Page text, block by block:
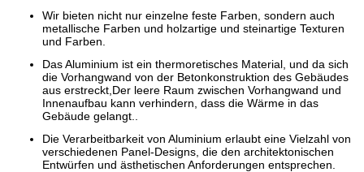
Wir bieten nicht nur einzelne feste Farben, sondern auch
metallische Farben und holzartige und steinartige Texturen
und Farben.
Das Aluminium ist ein thermoretisches Material, und da sich
die Vorhangwand von der Betonkonstruktion des Gebäudes
aus erstreckt,Der leere Raum zwischen Vorhangwand und
Innenaufbau kann verhindern, dass die Wärme in das
Gebäude gelangt..
Die Verarbeitbarkeit von Aluminium erlaubt eine Vielzahl von
verschiedenen Panel-Designs, die den architektonischen
Entwürfen und ästhetischen Anforderungen entsprechen.